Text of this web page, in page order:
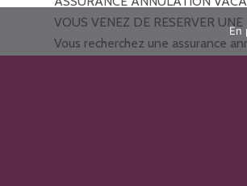
VOUS VENEZ DE RESERVER
Vous recherchez une assurance
En